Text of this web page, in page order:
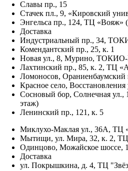
Славы пр., 15
Стачек пл., 9, «Кировский
Энгельса пр., 124, ТЦ «Вояж»
Доставка
Индустриальный пр., 34,
Комендантский пр., 25, к. 1
Новая ул., 8, Мурино, ТОКИО-
Лахтинский пр., 85, к. 2, ТЦ
Ломоносов, Ораниенбаумский
Красное село,
Сосновый бор, Солнечная ул.,
этаж)
Ленинский пр., 121, к. 5
Миклухо-Маклая ул., 36А, ТЦ
Мытищи, ул. Мира, 32, к. 2,
Одинцово, Можайское шоссе,
Доставка
ул. Покрышкина, д. 4, ТЦ